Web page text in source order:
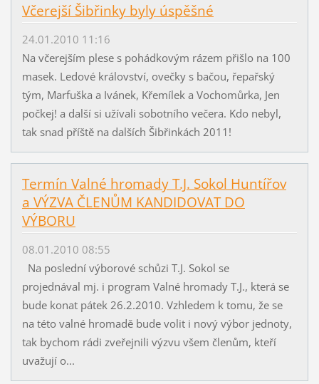
Včerejší Šibřinky byly úspěšné
24.01.2010 11:16
Na včerejším plese s pohádkovým rázem přišlo na 100
masek. Ledové království, ovečky s bačou, řepařský
tým, Marfuška a Ivánek, Křemílek a Vochomůrka, Jen
počkej! a další si užívali sobotního večera. Kdo nebyl,
tak snad příště na dalších Šibřinkách 2011!
Termín Valné hromady T.J. Sokol Huntířov
a VÝZVA ČLENŮM KANDIDOVAT DO
VÝBORU
08.01.2010 08:55
Na poslední výborové schůzi T.J. Sokol se
projednával mj. i program Valné hromady T.J., která se
bude konat pátek 26.2.2010. Vzhledem k tomu, že se
na této valné hromadě bude volit i nový výbor jednoty,
tak bychom rádi zveřejnili výzvu všem členům, kteří
uvažují o...